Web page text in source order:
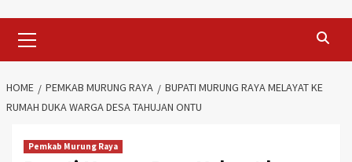
Menu
HOME PEMKAB MURUNG RAYA
BUPATI MURUNG RAYA MELAYAT KE
RUMAH DUKA WARGA DESA TAHUJAN ONTU
Pemkab Murung Raya